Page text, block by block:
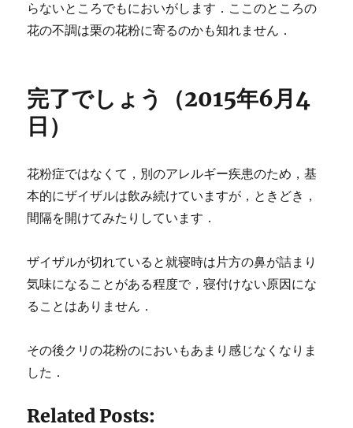
らないところでもにおいがします．ここのところの
花の不調は栗の花粉に寄るのかも知れません．
完了でしょう（2015年6月4
日）
花粉症ではなくて，別のアレルギー疾患のため，基
本的にザイザルは飲み続けていますが，ときどき，
間隔を開けてみたりしています．
ザイザルが切れていると就寝時は片方の鼻が詰まり
気味になることがある程度で，寝付けない原因にな
ることはありません．
その後クリの花粉のにおいもあまり感じなくなりま
した．
Related Posts: